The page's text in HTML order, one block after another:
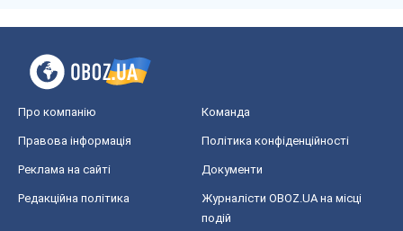
Про компанію Команда
Правова інформація Політика конфіденційності
Реклама на сайті Документи
Редакційна політика
Журналісти OBOZ.UA на місці
подій